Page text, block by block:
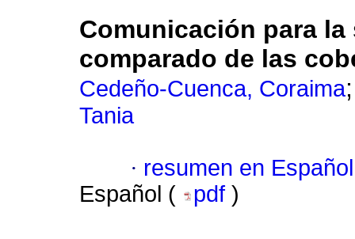
Comunicación para
comparado de las
Cedeño-Cuenca, Coraima
Tania
· resumen en Español
Español (
pdf )